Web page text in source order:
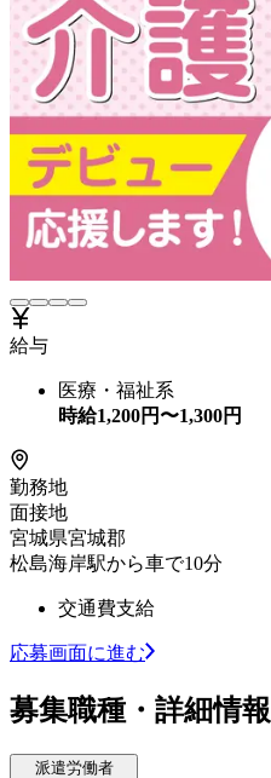
給与
医療・福祉系
時給1,200円〜1,300円
勤務地
面接地
宮城県宮城郡
松島海岸駅から車で10分
交通費支給
応募画面に進む
募集職種・詳細情報
派遣労働者